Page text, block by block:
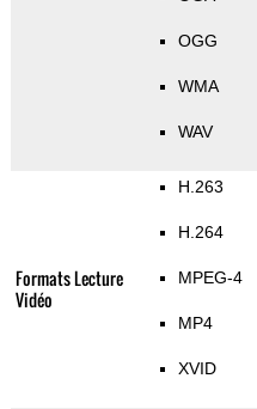
OGG
WMA
WAV
Formats Lecture
Vidéo
H.263
H.264
MPEG-4
MP4
XVID